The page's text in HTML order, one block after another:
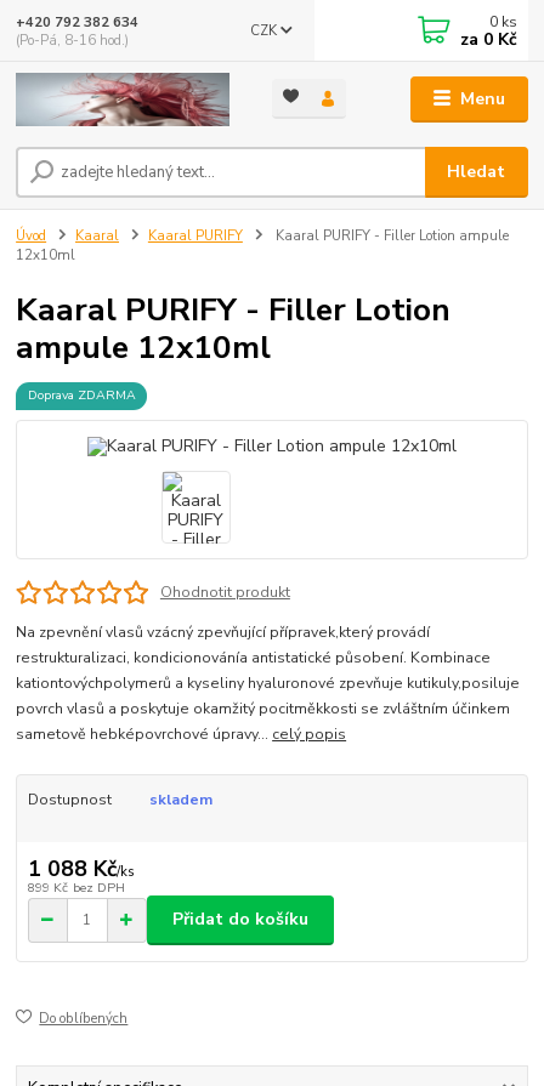
Menu
CZK
Hledat
+420 792 382 634
(Po-Pá, 8-16 hod.)
0 ks
za 0 Kč
Úvod Kaaral Kaaral PURIFY
Kaaral PURIFY - Filler Lotion ampule
12x10ml
Kaaral PURIFY - Filler Lotion
ampule 12x10ml
Doprava ZDARMA
Ohodnotit produkt
Na zpevnění vlasů vzácný zpevňující přípravek,který provádí
restrukturalizaci, kondicionovánía antistatické působení. Kombinace
kationtovýchpolymerů a kyseliny hyaluronové zpevňuje kutikuly,posiluje
povrch vlasů a poskytuje okamžitý pocitměkkosti se zvláštním účinkem
sametově hebképovrchové úpravy... celý popis
Dostupnost skladem
1 088 Kč/ks
899 Kč bez DPH
Přidat do košíku
Do oblíbených